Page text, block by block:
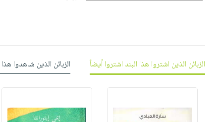
iKitab
تحميل
Apple
وتصفيف
بالجسم
الكل
أواني
الطهي
أدوات
الزبائن الذين اشتروا هذا البند اشتروا أيضاً الزبائن الذين شاهدوا